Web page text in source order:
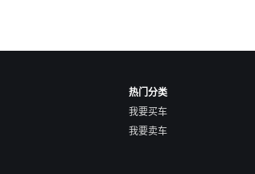
热门分类
我要买车
我要卖车